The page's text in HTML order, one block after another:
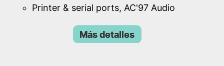
Printer & serial ports, AC'97 Audio
Más detalles